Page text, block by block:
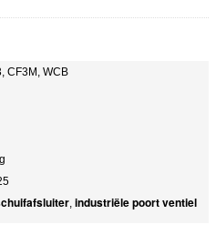
CF3M, WCB
, industriële poort ventiel